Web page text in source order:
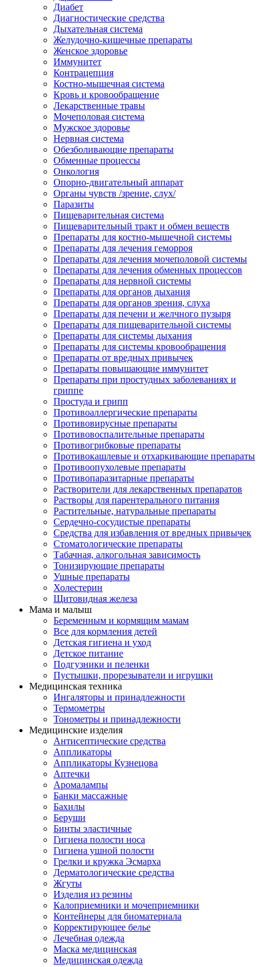
Диабет
Диагностические средства
Дыхательная система
Желудочно-кишечные препараты
Женское здоровье
Иммунитет
Контрацепция
Костно-мышечная система
Кровь и кровообращение
Лекарственные травы
Мочеполовая система
Мужское здоровье
Нервная система
Обезболивающие препараты
Обменные процессы
Онкология
Опорно-двигательный аппарат
Органы чувств /зрение, слух/
Паразиты
Пищеварительная система
Пищеварительный тракт и обмен веществ
Препараты для костно-мышечной системы
Препараты для лечения геморроя
Препараты для лечения мочеполовой системы
Препараты для лечения обменных процессов
Препараты для нервной системы
Препараты для органов дыхания
Препараты для органов зрения, слуха
Препараты для печени и желчного пузыря
Препараты для пищеварительной системы
Препараты для системы дыхания
Препараты для системы кровообращения
Препараты от вредных привычек
Препараты повышающие иммунитет
Препараты при простудных заболеваниях и
гриппе
Простуда и грипп
Противоаллергические препараты
Противовирусные препараты
Противовоспалительные препараты
Противогрибковые препараты
Противокашлевые и отхаркивающие препараты
Противоопухолевые препараты
Противопаразитарные препараты
Растворители для лекарственных препаратов
Растворы для парентерального питания
Растительные, натуральные препараты
Сердечно-сосудистые препараты
Средства для избавления от вредных привычек
Стоматологические препараты
Табачная, алкогольная зависимость
Тонизирующие препараты
Ушные препараты
Холестерин
Щитовидная железа
Мама и малыш
Беременным и кормящим мамам
Все для кормления детей
Детская гигиена и уход
Детское питание
Подгузники и пеленки
Пустышки, прорезыватели и игрушки
Медицинская техника
Ингаляторы и принадлежности
Термометры
Тонометры и принадлежности
Медицинские изделия
Антисептические средства
Аппликаторы
Аппликаторы Кузнецова
Аптечки
Аромалампы
Банки массажные
Бахилы
Беруши
Бинты эластичные
Гигиена полости носа
Гигиена ушной полости
Грелки и кружка Эсмарха
Дерматологические средства
Жгуты
Изделия из резины
Калоприемники и мочеприемники
Контейнеры для биоматериала
Корректирующее белье
Лечебная одежда
Маска медицинская
Медицинская одежда